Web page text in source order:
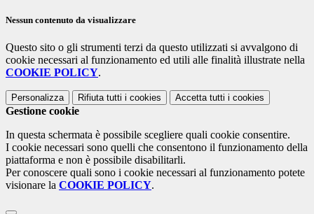
Nessun contenuto da visualizzare
Questo sito o gli strumenti terzi da questo utilizzati si avvalgono di
cookie necessari al funzionamento ed utili alle finalità illustrate nella
COOKIE POLICY.
Personalizza Rifiuta tutti i cookies Accetta tutti i cookies
Gestione cookie
In questa schermata è possibile scegliere quali cookie consentire.
I cookie necessari sono quelli che consentono il funzionamento della
piattaforma e non è possibile disabilitarli.
Per conoscere quali sono i cookie necessari al funzionamento potete
visionare la COOKIE POLICY.